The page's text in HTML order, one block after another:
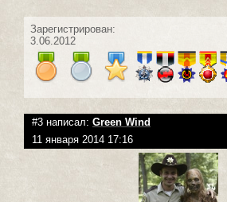
Зарегистрирован:
3.06.2012
#3 написал: Green Wind
11 января 2014 17:16